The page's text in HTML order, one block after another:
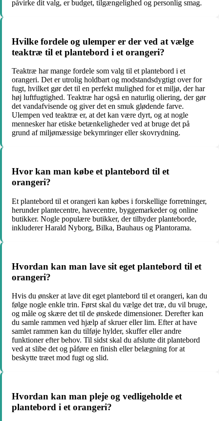
påvirke dit valg, er budget, tilgængelighed og personlig smag.
Hvilke fordele og ulemper er der ved at vælge
teaktræ til et plantebord i et orangeri?
Teaktræ har mange fordele som valg til et plantebord i et
orangeri. Det er utrolig holdbart og modstandsdygtigt over for
fugt, hvilket gør det til en perfekt mulighed for et miljø, der har
høj luftfugtighed. Teaktræ har også en naturlig oliering, der gør
det vandafvisende og giver det en smuk glødende farve.
Ulempen ved teaktræ er, at det kan være dyrt, og at nogle
mennesker har etiske betænkeligheder ved at bruge det på
grund af miljømæssige bekymringer eller skovrydning.
Hvor kan man købe et plantebord til et
orangeri?
Et plantebord til et orangeri kan købes i forskellige forretninger,
herunder plantecentre, havecentre, byggemarkeder og online
butikker. Nogle populære butikker, der tilbyder planteborde,
inkluderer Harald Nyborg, Bilka, Bauhaus og Plantorama.
Hvordan kan man lave sit eget plantebord til et
orangeri?
Hvis du ønsker at lave dit eget plantebord til et orangeri, kan du
følge nogle enkle trin. Først skal du vælge det træ, du vil bruge,
og måle og skære det til de ønskede dimensioner. Derefter kan
du samle rammen ved hjælp af skruer eller lim. Efter at have
samlet rammen kan du tilføje hylder, skuffer eller andre
funktioner efter behov. Til sidst skal du afslutte dit plantebord
ved at slibe det og påføre en finish eller belægning for at
beskytte træet mod fugt og slid.
Hvordan kan man pleje og vedligeholde et
plantebord i et orangeri?